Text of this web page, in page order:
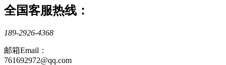
全国客服热线：
189-2926-4368
邮箱Email：
761692972@qq.com